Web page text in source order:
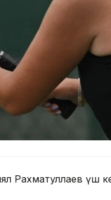
Рахматуллаев үш